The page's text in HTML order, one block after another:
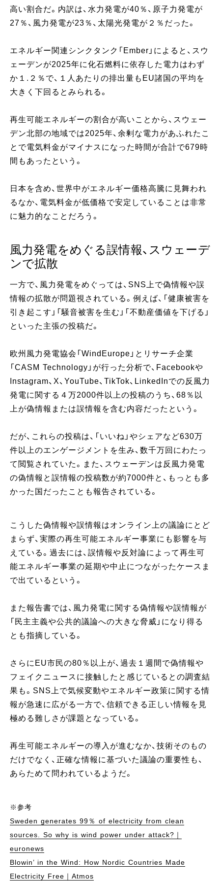
高い割合だ。内訳は、水力発電が40％、原子力発電が
27％、風力発電が23％、太陽光発電が２％だった。
エネルギー関連シンクタンク「Ember」によると、スウ
ェーデンが2025年に化石燃料に依存した電力はわず
か１.２％で、１人あたりの排出量もEU諸国の平均を
大きく下回るとみられる。
再生可能エネルギーの割合が高いことから、スウェー
デン北部の地域では2025年、余剰な電力があふれたこ
とで電気料金がマイナスになった時間が合計で679時
間もあったという。
日本を含め、世界中がエネルギー価格高騰に見舞われ
るなか、電気料金が低価格で安定していることは非常
に魅力的なことだろう。
風力発電をめぐる誤情報、スウェーデ
ンで拡散
一方で、風力発電をめぐっては、SNS上で偽情報や誤
情報の拡散が問題視されている。例えば、「健康被害を
引き起こす」「騒音被害を生む」「不動産価値を下げる」
といった主張の投稿だ。
欧州風力発電協会「WindEurope」とリサーチ企業
「CASM Technology」が行った分析で、Facebookや
Instagram、X、YouTube、TikTok、LinkedInでの反風力
発電に関する４万2000件以上の投稿のうち、68％以
上が偽情報または誤情報を含む内容だったという。
だが、これらの投稿は、「いいね」やシェアなど630万
件以上のエンゲージメントを生み、数千万回にわたっ
て閲覧されていた。また、スウェーデンは反風力発電
の偽情報と誤情報の投稿数が約7000件と、もっとも多
かった国だったことも報告されている。
こうした偽情報や誤情報はオンライン上の議論にとど
まらず、実際の再生可能エネルギー事業にも影響を与
えている。過去には、誤情報や反対論によって再生可
能エネルギー事業の延期や中止につながったケースま
で出ているという。
また報告書では、風力発電に関する偽情報や誤情報が
「民主主義や公共的議論への大きな脅威」になり得る
とも指摘している。
さらにEU市民の80％以上が、過去１週間で偽情報や
フェイクニュースに接触したと感じているとの調査結
果も。SNS上で気候変動やエネルギー政策に関する情
報が急速に広がる一方で、信頼できる正しい情報を見
極める難しさが課題となっている。
再生可能エネルギーの導入が進むなか、技術そのもの
だけでなく、正確な情報に基づいた議論の重要性も、
あらためて問われているようだ。
※参考
Sweden generates 99％ of electricity from clean
sources. So why is wind power under attack?｜
euronews
Blowin’ in the Wind: How Nordic Countries Made
Electricity Free｜Atmos